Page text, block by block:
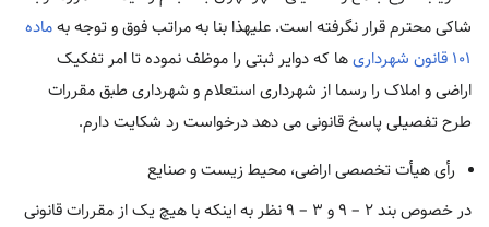
شاکی محترم قرار نگرفته است. علیهذا بنا به مراتب فوق و توجه بهماده
۱۰۱ قانون شهرداری
ها که دوایر ثبتی را موظف نموده تا امر تفکیک
اراضی و املاک را رسما از شهرداری استعلام و شهرداری طبق مقررات
طرح تفصیلی پاسخ قانونی می دهد درخواست رد شکایت دارم.
رأی هیأت تخصصی اراضی، محیط زیست و صنایع
در خصوص بند ۲ – ۹ و ۳ – ۹ نظر به اینکه با هیچ یک از مقررات قانونی